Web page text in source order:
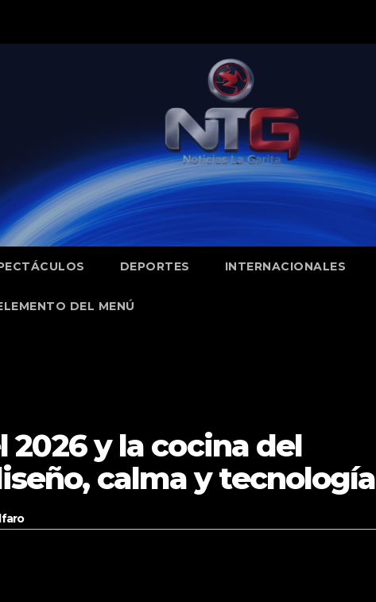
DEPORTES INTERNACIONALES
DEL MENÚ
2026 y la cocina del
calma y tecnología